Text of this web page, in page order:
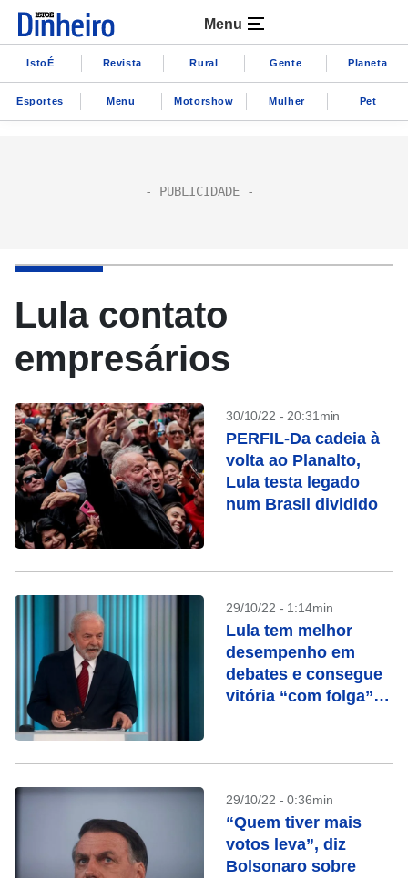
Menu
IstoÉ Revista Rural Gente Planeta
Esportes Menu Motorshow Mulher Pet
Lula contato
empresários
30/10/22 - 20:31min
PERFIL-Da cadeia à
volta ao Planalto,
Lula testa legado
num Brasil dividido
29/10/22 - 1:14min
Lula tem melhor
desempenho em
debates e consegue
vitória “com folga”
29/10/22 - 0:36min
“Quem tiver mais
votos leva”, diz
Bolsonaro sobre